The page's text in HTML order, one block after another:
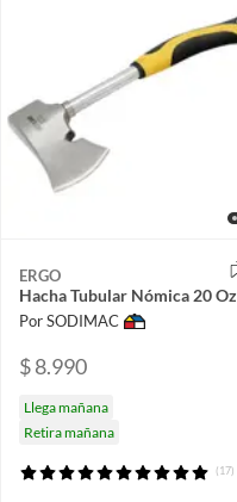
ERGO
Hacha Tubular Nómica 20 Oz
Por SODIMAC
$ 8.990
Llega mañana
Retira mañana
(17)